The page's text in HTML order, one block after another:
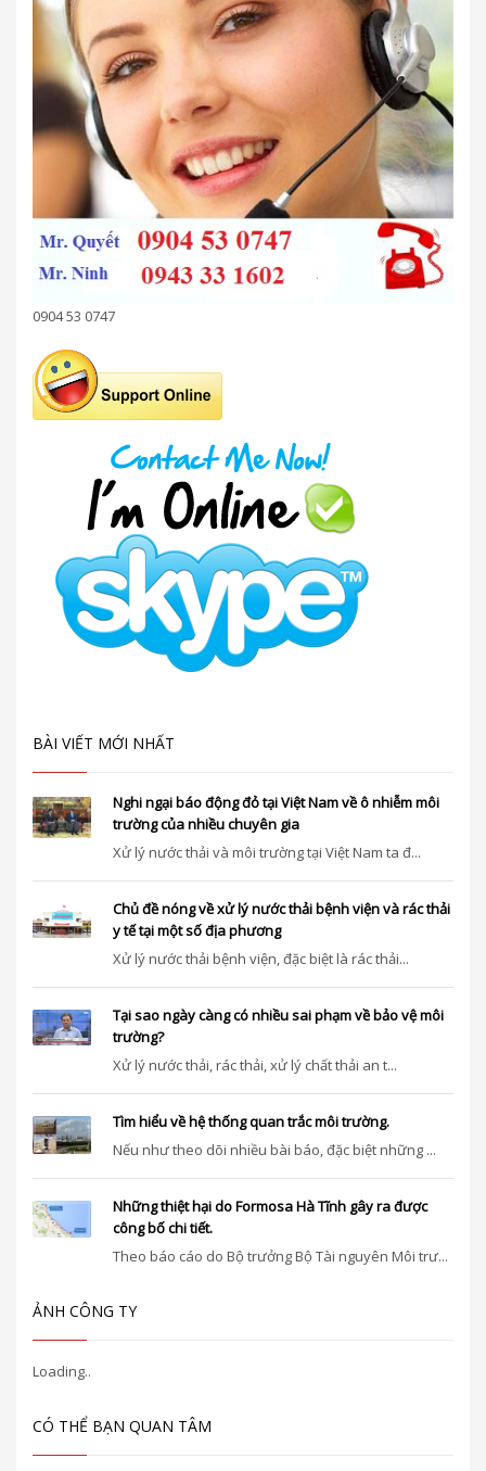
0904 53 0747
BÀI VIẾT MỚI NHẤT
Nghi ngại báo động đỏ tại Việt Nam về ô nhiễm môi
trường của nhiều chuyên gia
Xử lý nước thải và môi trường tại Việt Nam ta đ...
Chủ đề nóng về xử lý nước thải bệnh viện và rác thải
y tế tại một số địa phương
Xử lý nước thải bệnh viện, đặc biệt là rác thải...
Tại sao ngày càng có nhiều sai phạm về bảo vệ môi
trường?
Xử lý nước thải, rác thải, xử lý chất thải an t...
Tìm hiểu về hệ thống quan trắc môi trường.
Nếu như theo dõi nhiều bài báo, đặc biệt những ...
Những thiệt hại do Formosa Hà Tĩnh gây ra được
công bố chi tiết.
Theo báo cáo do Bộ trưởng Bộ Tài nguyên Môi trư...
ẢNH CÔNG TY
CÓ THỂ BẠN QUAN TÂM